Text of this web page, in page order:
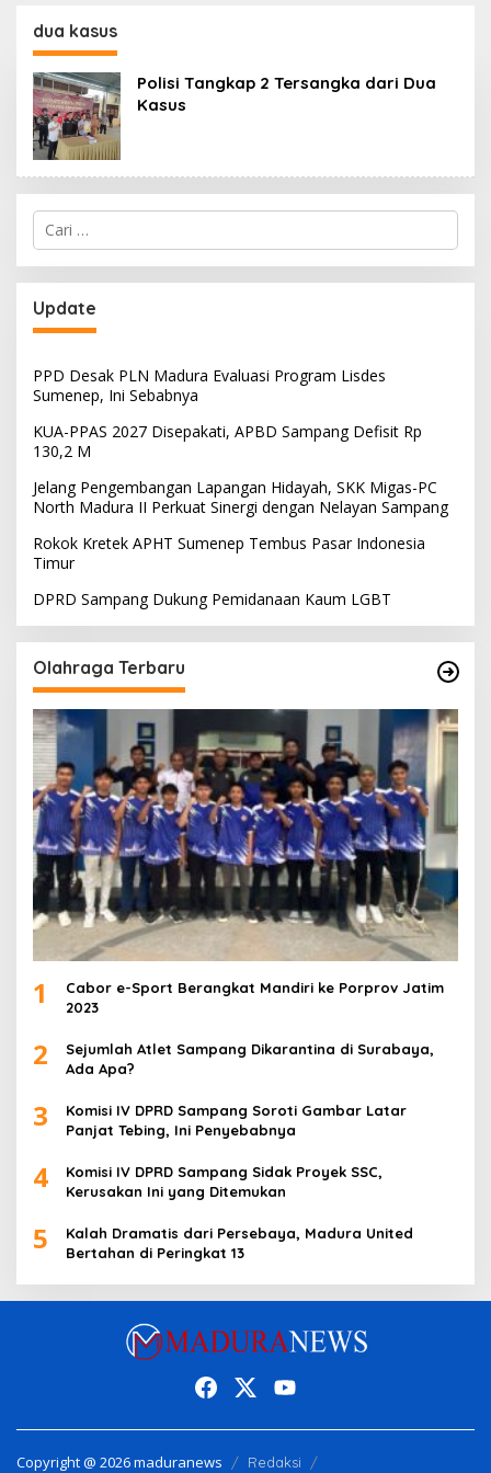
dua kasus
Polisi Tangkap 2 Tersangka dari Dua
Kasus
Cari
untuk:
Update
PPD Desak PLN Madura Evaluasi Program Lisdes
Sumenep, Ini Sebabnya
KUA-PPAS 2027 Disepakati, APBD Sampang Defisit Rp
130,2 M
Jelang Pengembangan Lapangan Hidayah, SKK Migas-PC
North Madura II Perkuat Sinergi dengan Nelayan Sampang
Rokok Kretek APHT Sumenep Tembus Pasar Indonesia
Timur
DPRD Sampang Dukung Pemidanaan Kaum LGBT
Olahraga Terbaru
1
Cabor e-Sport Berangkat Mandiri ke Porprov Jatim
2023
2
Sejumlah Atlet Sampang Dikarantina di Surabaya,
Ada Apa?
3
Komisi IV DPRD Sampang Soroti Gambar Latar
Panjat Tebing, Ini Penyebabnya
4
Komisi IV DPRD Sampang Sidak Proyek SSC,
Kerusakan Ini yang Ditemukan
5
Kalah Dramatis dari Persebaya, Madura United
Bertahan di Peringkat 13
Copyright @ 2026 maduranews
Redaksi